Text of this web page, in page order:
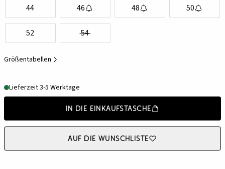
44 46 48 50
52 54
Größentabellen
Lieferzeit 3-5 Werktage
In die Einkaufstasche
Auf die Wunschliste